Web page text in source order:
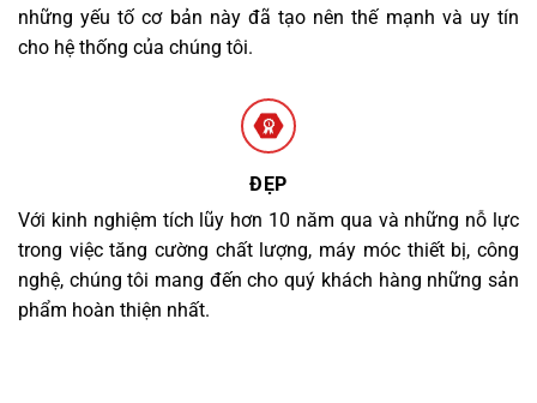
những yếu tố cơ bản này đã tạo nên thế mạnh và uy tín
cho hệ thống của chúng tôi.
ĐẸP
Với kinh nghiệm tích lũy hơn 10 năm qua và những nỗ lực
trong việc tăng cường chất lượng, máy móc thiết bị, công
nghệ, chúng tôi mang đến cho quý khách hàng những sản
phẩm hoàn thiện nhất.